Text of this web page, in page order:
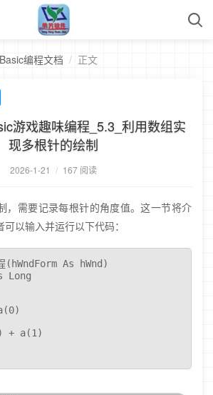
编程文档 / 正文
游戏趣味编程_5.3_利用数组实
现多根针的绘制
2026-1-21 / 167 阅读
，需要记录每根针的角度值。这一节将介
以输入并运行以下代码：
(hWndForm As hWnd)
Long
+ a(1)